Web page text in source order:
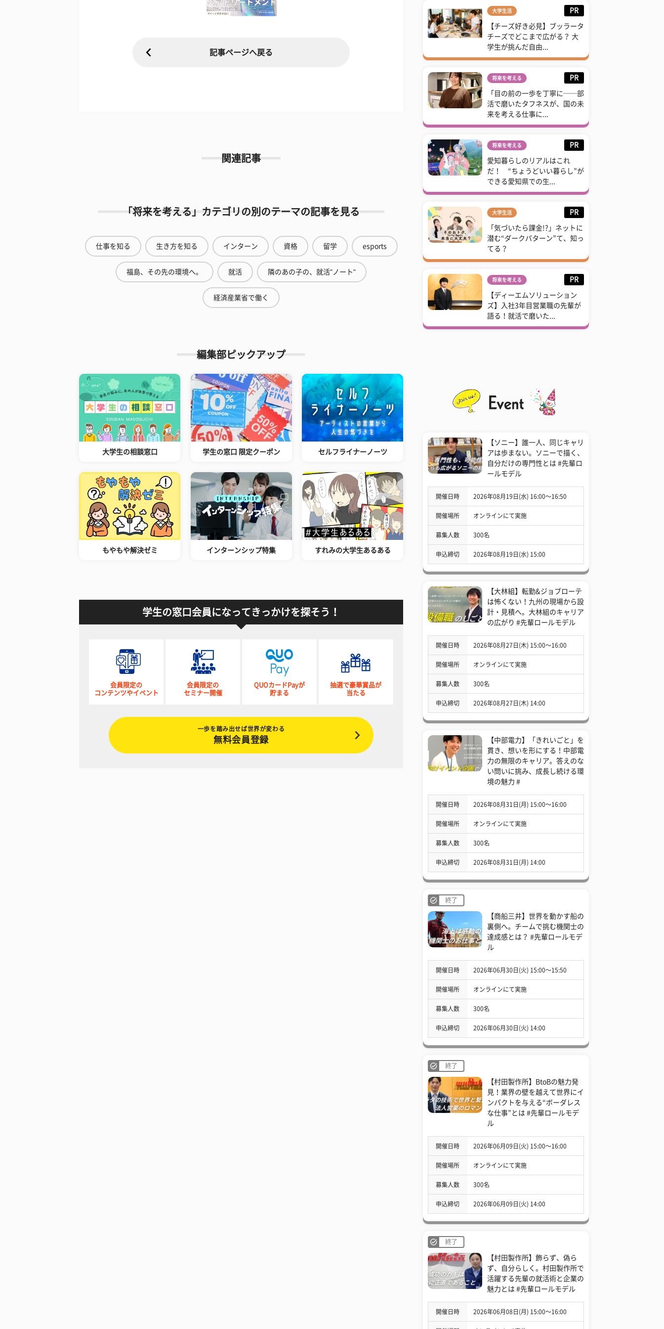
記事ページへ戻る
関連記事
「将来を考える」カテゴリの別のテーマの記事を見る
仕事を知る 生き方を知る インターン 資格 留学 esports
福島、その先の環境へ。 就活 隣のあの子の、就活"ノート"
経済産業省で働く
編集部ピックアップ
大学生の相談窓口 学生の窓口 限定クーポン セルフライナーノーツ
もやもや解決ゼミ インターンシップ特集 すれみの大学生あるある
学生の窓口会員になってきっかけを探そう！
会員限定の
コンテンツやイベント
会員限定の
セミナー開催
QUOカードPayが
貯まる
抽選で豪華賞品が
当たる
一歩を踏み出せば世界が変わる
無料会員登録
大学生活 PR
【チーズ好き必見】ブッラータ
チーズでどこまで広がる？ 大
学生が挑んだ自由...
将来を考える PR
「目の前の一歩を丁寧に──部
活で磨いたタフネスが、国の未
来を考える仕事に...
将来を考える PR
愛知暮らしのリアルはこれ
だ！ “ちょうどいい暮らし”が
できる愛知県での生...
大学生活 PR
「気づいたら課金!?」ネットに
潜む“ダークパターン”て、知っ
てる？
将来を考える PR
【ディーエムソリューション
ズ】入社3年目営業職の先輩が
語る！就活で磨いた...
【ソニー】誰一人、同じキャリ
アは歩まない。ソニーで描く、
自分だけの専門性とは #先輩ロ
ールモデル
開催日時 2026年08月19日(水) 16:00〜16:50
開催場所 オンラインにて実施
募集人数 300名
申込締切 2026年08月19日(水) 15:00
【大林組】転勤&ジョブローテ
は怖くない！九州の現場から設
計・見積へ。大林組のキャリア
の広がり #先輩ロールモデル
開催日時 2026年08月27日(木) 15:00〜16:00
開催場所 オンラインにて実施
募集人数 300名
申込締切 2026年08月27日(木) 14:00
【中部電力】「きれいごと」を
貫き、想いを形にする！中部電
力の無限のキャリア。答えのな
い問いに挑み、成長し続ける環
境の魅力 #
開催日時 2026年08月31日(月) 15:00〜16:00
開催場所 オンラインにて実施
募集人数 300名
申込締切 2026年08月31日(月) 14:00
終了
【商船三井】世界を動かす船の
裏側へ。チームで挑む機関士の
達成感とは？ #先輩ロールモデ
ル
開催日時 2026年06月30日(火) 15:00〜15:50
開催場所 オンラインにて実施
募集人数 300名
申込締切 2026年06月30日(火) 14:00
終了
【村田製作所】BtoBの魅力発
見！業界の壁を越えて世界にイ
ンパクトを与える“ボーダレス
な仕事”とは #先輩ロールモデ
ル
開催日時 2026年06月09日(火) 15:00〜16:00
開催場所 オンラインにて実施
募集人数 300名
申込締切 2026年06月09日(火) 14:00
終了
【村田製作所】飾らず、偽ら
ず、自分らしく。村田製作所で
活躍する先輩の就活術と企業の
魅力とは #先輩ロールモデル
開催日時 2026年06月08日(月) 15:00〜16:00